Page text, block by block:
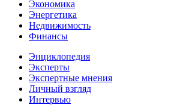
Экономика
Энергетика
Недвижимость
Финансы
Энциклопедия
Эксперты
Экспертные мнения
Личный взгляд
Интервью